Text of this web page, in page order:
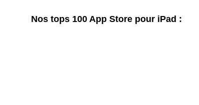
Nos tops 100 App Store pour iPad :